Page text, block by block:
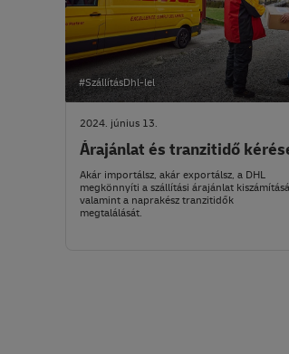
#SzállításDhl-lel
2024. június 13.
Árajánlat és tranzitidő
Akár importálsz, akár exportálsz, a DHL
megkönnyíti a szállítási árajánlat
valamint a naprakész tranzitidők
megtalálását.